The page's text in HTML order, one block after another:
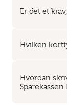
Er det et
Hvilken
Hvordan
Sparekassen